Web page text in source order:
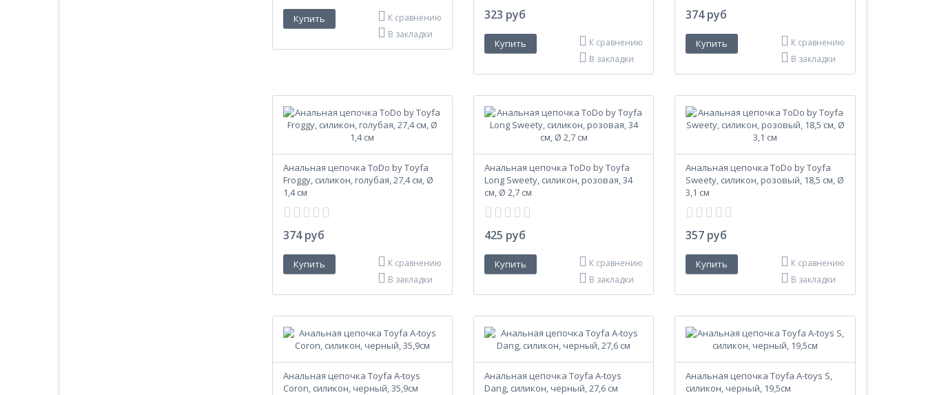
К сравнению
В закладки
323 руб
К сравнению
В закладки
374 руб
К сравнению
В закладки
Анальная цепочка ToDo by Toyfa
Froggy, силикон, голубая, 27,4 см, Ø
1,4 см
374 руб
К сравнению
В закладки
Анальная цепочка ToDo by Toyfa
Long Sweety, силикон, розовая, 34
см, Ø 2,7 см
425 руб
К сравнению
В закладки
Анальная цепочка ToDo by Toyfa
Sweety, силикон, розовый, 18,5 см, Ø
3,1 см
357 руб
К сравнению
В закладки
Анальная цепочка Toyfa A-toys
Coron, силикон, черный, 35,9см
Анальная цепочка Toyfa A-toys
Dang, силикон, черный, 27,6 см
Анальная цепочка Toyfa A-toys S,
силикон, черный, 19,5см